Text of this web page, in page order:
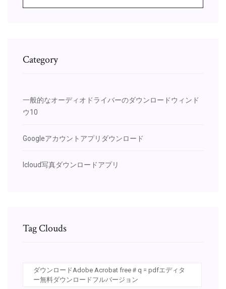
Category
一般的なオーディオドライバーのダウンロードウィンド
ウ10
Googleアカウントアプリダウンロード
Icloud写真ダウンロードアプリ
Tag Clouds
ダウンロードAdobe Acrobat free＃q = pdfエディタ
ー無料ダウンロードフルバージョン